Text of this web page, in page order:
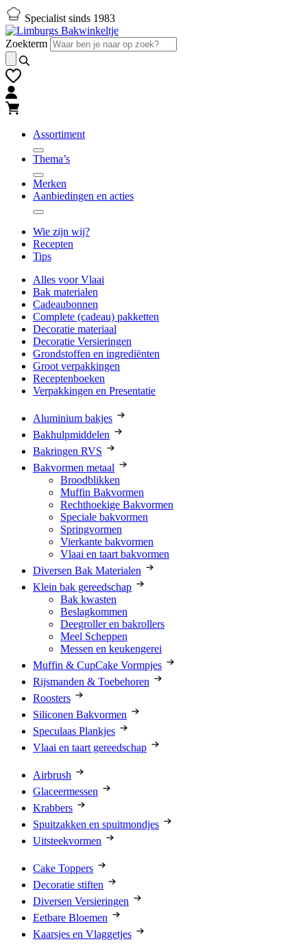
Naar
hoofd-
inhoud
gaan
Naar
footer
gaan
Specialist sinds 1983
Zoekterm
Assortiment
Thema’s
Merken
Aanbiedingen en acties
Wie zijn wij?
Recepten
Tips
Alles voor Vlaai
Bak materialen
Cadeaubonnen
Complete (cadeau) pakketten
Decoratie materiaal
Decoratie Versieringen
Grondstoffen en ingrediënten
Groot verpakkingen
Receptenboeken
Verpakkingen en Presentatie
Aluminium bakjes
Bakhulpmiddelen
Bakringen RVS
Bakvormen metaal
Broodblikken
Muffin Bakvormen
Rechthoekige Bakvormen
Speciale bakvormen
Springvormen
Vierkante bakvormen
Vlaai en taart bakvormen
Diversen Bak Materialen
Klein bak gereedschap
Bak kwasten
Beslagkommen
Deegroller en bakrollers
Meel Scheppen
Messen en keukengerei
Muffin & CupCake Vormpjes
Rijsmanden & Toebehoren
Roosters
Siliconen Bakvormen
Speculaas Plankjes
Vlaai en taart gereedschap
Airbrush
Glaceermessen
Krabbers
Spuitzakken en spuitmondjes
Uitsteekvormen
Cake Toppers
Decoratie stiften
Diversen Versieringen
Eetbare Bloemen
Kaarsjes en Vlaggetjes